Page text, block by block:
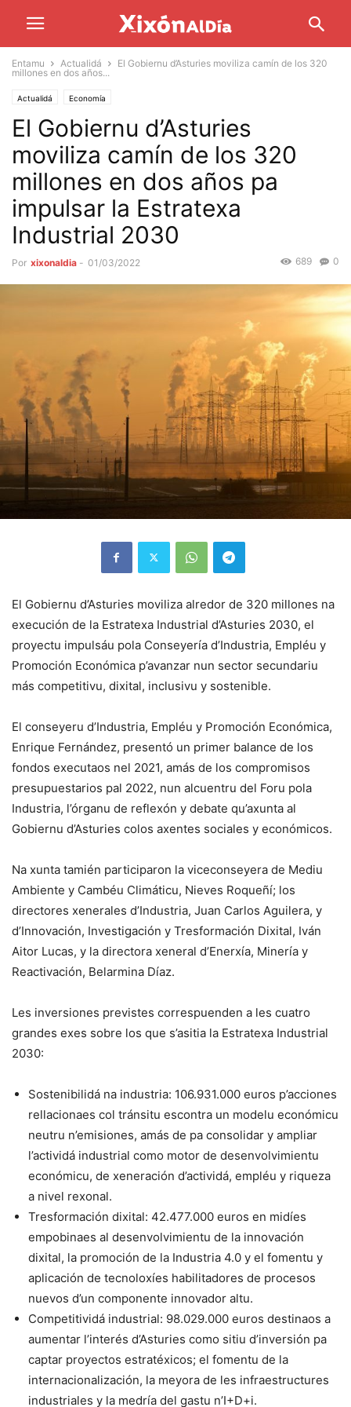
Entamu Actualidá
El Gobiernu d’Asturies moviliza camín de los 320
millones en dos años...
Actualidá Economía
El Gobiernu d’Asturies
moviliza camín de los 320
millones en dos años pa
impulsar la Estratexa
Industrial 2030
Por xixonaldia - 01/03/2022 0
689
El Gobiernu d’Asturies moviliza alredor de 320 millones na
execución de la Estratexa Industrial d’Asturies 2030, el
proyectu impulsáu pola Conseyería d’Industria, Empléu y
Promoción Económica p’avanzar nun sector secundariu
más competitivu, dixital, inclusivu y sostenible.
El conseyeru d’Industria, Empléu y Promoción Económica,
Enrique Fernández, presentó un primer balance de los
fondos executaos nel 2021, amás de los compromisos
presupuestarios pal 2022, nun alcuentru del Foru pola
Industria, l’órganu de reflexón y debate qu’axunta al
Gobiernu d’Asturies colos axentes sociales y económicos.
Na xunta tamién participaron la viceconseyera de Mediu
Ambiente y Cambéu Climáticu, Nieves Roqueñí; los
directores xenerales d’Industria, Juan Carlos Aguilera, y
d’Innovación, Investigación y Tresformación Dixital, Iván
Aitor Lucas, y la directora xeneral d’Enerxía, Minería y
Reactivación, Belarmina Díaz.
Les inversiones previstes correspuenden a les cuatro
grandes exes sobre los que s’asitia la Estratexa Industrial
2030:
Sostenibilidá na industria: 106.931.000 euros p’acciones
rellacionaes col tránsitu escontra un modelu económicu
neutru n’emisiones, amás de pa consolidar y ampliar
l’actividá industrial como motor de desenvolvimientu
económicu, de xeneración d’actividá, empléu y riqueza
a nivel rexonal.
Tresformación dixital: 42.477.000 euros en midíes
empobinaes al desenvolvimientu de la innovación
dixital, la promoción de la Industria 4.0 y el fomentu y
aplicación de tecnoloxíes habilitadores de procesos
nuevos d’un componente innovador altu.
Competitividá industrial: 98.029.000 euros destinaos a
aumentar l’interés d’Asturies como sitiu d’inversión pa
captar proyectos estratéxicos; el fomentu de la
internacionalización, la meyora de les infraestructures
industriales y la medría del gastu n’I+D+i.